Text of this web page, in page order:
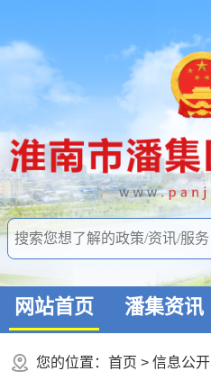
网站首页 潘集资讯
您的位置： 首页 > 信息公开